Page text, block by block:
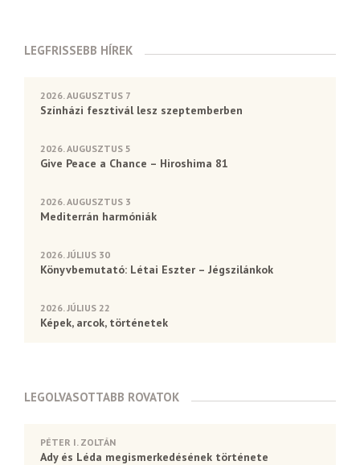
LEGFRISSEBB HÍREK
2026. AUGUSZTUS 7
Színházi fesztivál lesz szeptemberben
2026. AUGUSZTUS 5
Give Peace a Chance – Hiroshima 81
2026. AUGUSZTUS 3
Mediterrán harmóniák
2026. JÚLIUS 30
Könyvbemutató: Létai Eszter – Jégszilánkok
2026. JÚLIUS 22
Képek, arcok, történetek
LEGOLVASOTTABB ROVATOK
PÉTER I. ZOLTÁN
Ady és Léda megismerkedésének története